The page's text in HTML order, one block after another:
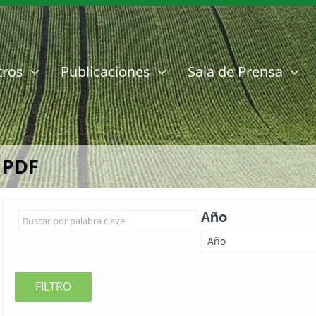
Publicaciones Sala de Prensa
Año
Año
FILTRO